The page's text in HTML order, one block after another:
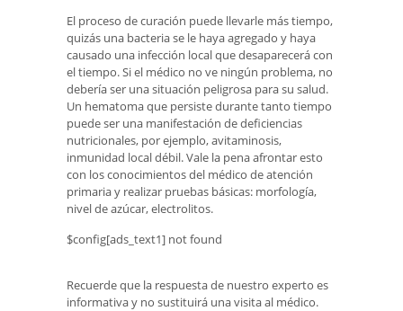
El proceso de curación puede llevarle más tiempo,
quizás una bacteria se le haya agregado y haya
causado una infección local que desaparecerá con
el tiempo. Si el médico no ve ningún problema, no
debería ser una situación peligrosa para su salud.
Un hematoma que persiste durante tanto tiempo
puede ser una manifestación de deficiencias
nutricionales, por ejemplo, avitaminosis,
inmunidad local débil. Vale la pena afrontar esto
con los conocimientos del médico de atención
primaria y realizar pruebas básicas: morfología,
nivel de azúcar, electrolitos.
$config[ads_text1] not found
Recuerde que la respuesta de nuestro experto es
informativa y no sustituirá una visita al médico.